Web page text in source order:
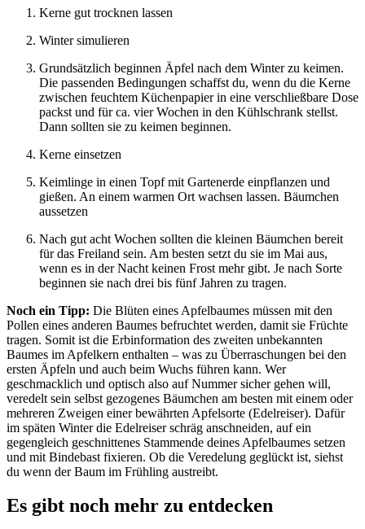
Essig abseihen, in ein steriles Glas gießen und vier bis sechs
Kerne gut trocknen lassen
Winter simulieren
Grundsätzlich beginnen Äpfel nach dem Winter zu keimen.
Die passenden Bedingungen schaffst du, wenn du die Kerne
zwischen feuchtem Küchenpapier in eine verschließbare Dose
packst und für ca. vier Wochen in den Kühlschrank stellst.
Dann sollten sie zu keimen beginnen.
Kerne einsetzen
Keimlinge in einen Topf mit Gartenerde einpflanzen und
gießen. An einem warmen Ort wachsen lassen. Bäumchen
aussetzen
Nach gut acht Wochen sollten die kleinen Bäumchen bereit
für das Freiland sein. Am besten setzt du sie im Mai aus,
wenn es in der Nacht keinen Frost mehr gibt. Je nach Sorte
beginnen sie nach drei bis fünf Jahren zu tragen.
Noch ein Tipp: Die Blüten eines Apfelbaumes müssen mit den
Pollen eines anderen Baumes befruchtet werden, damit sie Früchte
tragen. Somit ist die Erbinformation des zweiten unbekannten
Baumes im Apfelkern enthalten – was zu Überraschungen bei den
ersten Äpfeln und auch beim Wuchs führen kann. Wer
geschmacklich und optisch also auf Nummer sicher gehen will,
veredelt sein selbst gezogenes Bäumchen am besten mit einem oder
mehreren Zweigen einer bewährten Apfelsorte (Edelreiser). Dafür
im späten Winter die Edelreiser schräg anschneiden, auf ein
gegengleich geschnittenes Stammende deines Apfelbaumes setzen
und mit Bindebast fixieren. Ob die Veredelung geglückt ist, siehst
du wenn der Baum im Frühling austreibt.
Es gibt noch mehr zu entdecken